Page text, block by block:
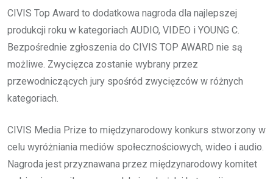
CIVIS Top Award to dodatkowa nagroda dla najlepszej
produkcji roku w kategoriach AUDIO, VIDEO i YOUNG C.
Bezpośrednie zgłoszenia do CIVIS TOP AWARD nie są
możliwe. Zwycięzca zostanie wybrany przez
przewodniczących jury spośród zwycięzców w różnych
kategoriach.
CIVIS Media Prize to międzynarodowy konkurs stworzony w
celu wyróżniania mediów społecznościowych, wideo i audio.
Nagroda jest przyznawana przez międzynarodowy komitet